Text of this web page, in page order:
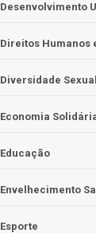
Desenvolvimento
Direitos Humanos
Diversidade Sexual
Economia
Educação
Envelhecimento
Esporte